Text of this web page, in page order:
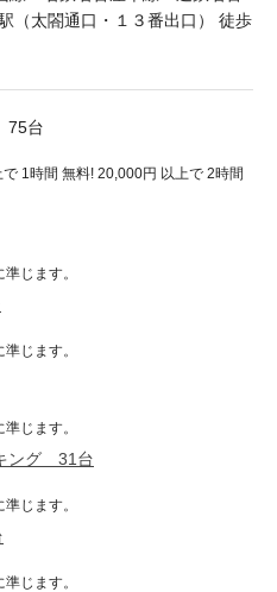
（太閤通口・１３番出口） 徒歩
75台
1時間 無料! 20,000円 以上で 2時間
じます。
じます。
じます。
ング 31台
じます。
じます。